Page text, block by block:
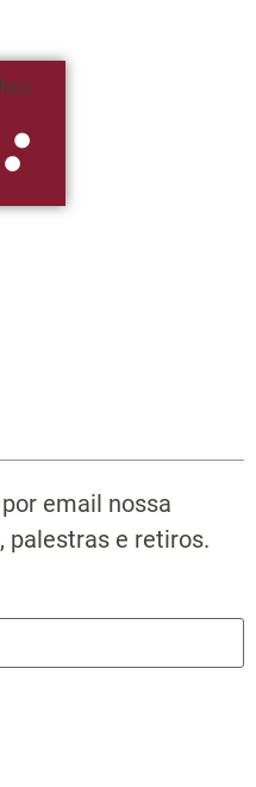
email nossa
palestras e retiros.